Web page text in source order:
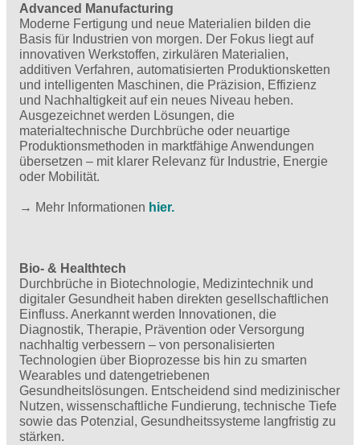
Advanced Manufacturing
Moderne Fertigung und neue Materialien bilden die
Basis für Industrien von morgen. Der Fokus liegt auf
innovativen Werkstoffen, zirkulären Materialien,
additiven Verfahren, automatisierten Produktionsketten
und intelligenten Maschinen, die Präzision, Effizienz
und Nachhaltigkeit auf ein neues Niveau heben.
Ausgezeichnet werden Lösungen, die
materialtechnische Durchbrüche oder neuartige
Produktionsmethoden in marktfähige Anwendungen
übersetzen – mit klarer Relevanz für Industrie, Energie
oder Mobilität.
→ Mehr Informationen hier.
Bio- & Healthtech
Durchbrüche in Biotechnologie, Medizintechnik und
digitaler Gesundheit haben direkten gesellschaftlichen
Einfluss. Anerkannt werden Innovationen, die
Diagnostik, Therapie, Prävention oder Versorgung
nachhaltig verbessern – von personalisierten
Technologien über Bioprozesse bis hin zu smarten
Wearables und datengetriebenen
Gesundheitslösungen. Entscheidend sind medizinischer
Nutzen, wissenschaftliche Fundierung, technische Tiefe
sowie das Potenzial, Gesundheitssysteme langfristig zu
stärken.